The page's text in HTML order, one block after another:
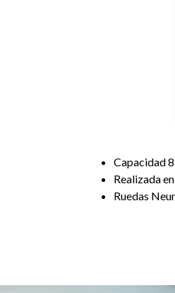
Capacidad
Realizada
Ruedas